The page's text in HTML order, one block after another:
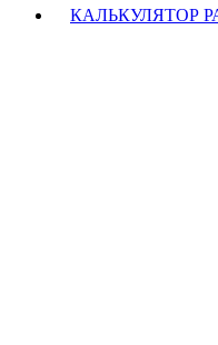
КАЛЬКУЛЯТОР